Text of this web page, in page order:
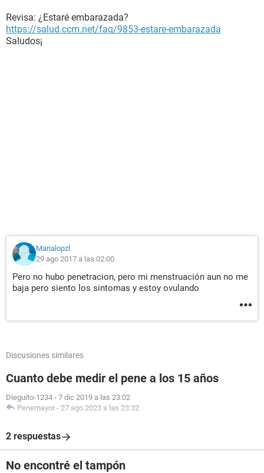
Revisa: ¿Estaré embarazada?
https://salud.ccm.net/faq/9853-estare-embarazada
Saludos¡
Marialopzl
29 ago 2017 a las 02:00
Pero no hubo penetracion, pero mi menstruación aun no me
baja pero siento los sintomas y estoy ovulando
Discusiones similares
Cuanto debe medir el pene a los 15 años
Dieguito-1234 - 7 dic 2019 a las 23:02
Penemayor - 27 ago 2023 a las 23:32
2 respuestas
No encontré el tampón